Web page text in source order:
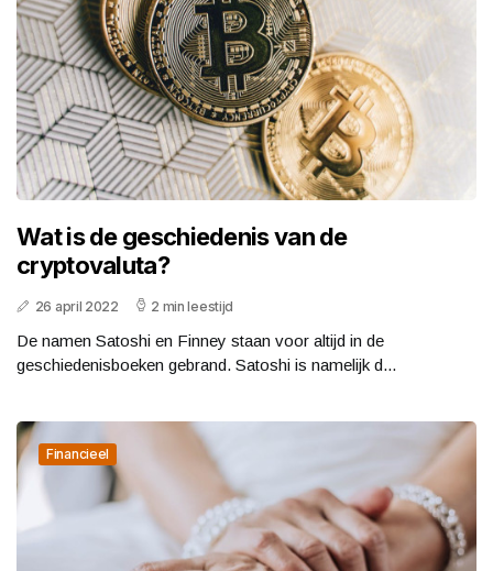
Wat is de geschiedenis van de
cryptovaluta?
26 april 2022 2 min leestijd
De namen Satoshi en Finney staan voor altijd in de
geschiedenisboeken gebrand. Satoshi is namelijk d...
Financieel